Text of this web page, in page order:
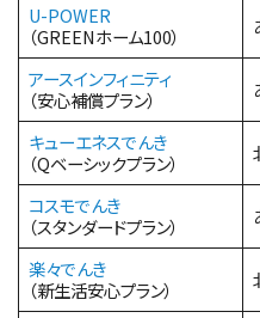
U-POWER
（GREENホーム100）
アースインフィニティ
（安心補償プラン）
キューエネスでんき
（Qベーシックプラン）
コスモでんき
（スタンダードプラン）
楽々でんき
（新生活安心プラン）